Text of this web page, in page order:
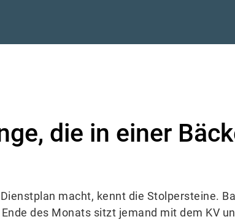
die in einer
macht, kennt die Stolpersteine.
des Monats sitzt jemand mit dem KV